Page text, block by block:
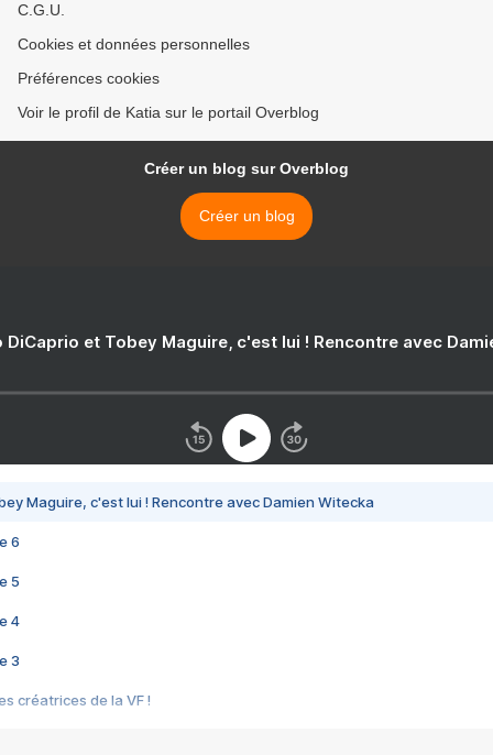
C.G.U.
Cookies et données personnelles
Préférences cookies
Voir le profil de Katia sur le portail Overblog
Créer un blog sur Overblog
Créer un blog
DiCaprio et Tobey Maguire, c'est lui ! Rencontre avec
Maguire, c'est lui ! Rencontre avec Damien Witecka
6
5
4
3
créatrices de la VF !